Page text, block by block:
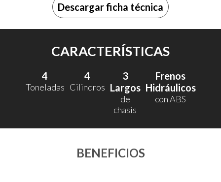
Descargar ficha técnica
CARACTERÍSTICAS
4
Toneladas
4
Cilindros
3
Largos
de
chasis
Frenos
Hidráulicos
con ABS
BENEFICIOS